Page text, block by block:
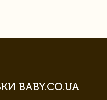
BABY.CO.UA